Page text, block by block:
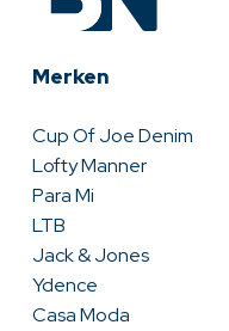
Merken
Cup Of Joe Denim
Lofty Manner
Para Mi
LTB
Jack & Jones
Ydence
Casa Moda